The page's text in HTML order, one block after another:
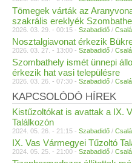
Tömegek várták az
szakrális ereklyék
2026. 03. 29. - 00:15 - Szabadidő /
Nosztalgiavonat érkezik
2026. 03. 27. - 13:00 - Szabadidő /
Szombathely ismét ünnepi
érkezik hat vasi településre
2026. 03. 26. - 07:30 - Szabadidő /
KAPCSOLÓDÓ HÍREK
Kistűzoltókat is avattak a IX.
Találkozón
2024. 05. 26. - 21:15 - Szabadidő /
IX. Vas Vármegyei Tűzoltó
2024. 05. 25. - 21:00 - Szabadidő /